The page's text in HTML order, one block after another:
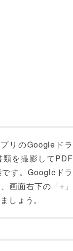
リのGoogleドラ
を撮影してPDF
す。Googleドラ
画面右下の「+」
しょう。